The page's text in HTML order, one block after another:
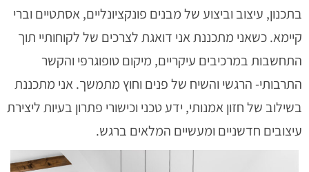
בתכנון, עיצוב וביצוע של מבנים פונקציונליים, אסתטיים וברי
קיימא. כשאני מתכננת אני דואגת לצרכים של לקוחותיי תוך
התחשבות במרכיבים עיקריים, מיקום טופוגרפי והקשר
התרבותי- הרגשי והשיח של פנים וחוץ מתמשך. אני מתכננת
בשילוב של חזון אמנותי, ידע טכני וכישורי פתרון בעיות ליצירת
עיצובים חדשניים ומעשיים המלאים ברגש.